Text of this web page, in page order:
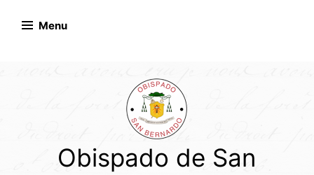
Menu
Obispado de San